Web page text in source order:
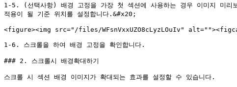
1-5. (선택사항) 배경 고정을 가장 첫 섹션에 사용하는 경우 이미지 미리
적용이 될 기준 위치를 설정합니다.&#x20;
<figure><img src="/files/WFsnVxxUZO8cLyzLOuIv"
1-6. 스크롤을 하여 배경 고정을 확인합니다.
### 2. 스크롤시 배경확대하기
스크롤 시 섹션 배경 이미지가 확대되는 효과를 설정할 수 있습니다.